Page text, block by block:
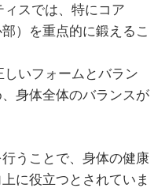
スでは、特にコア
）を重点的に鍛えるこ
いフォームとバラン
身体全体のバランスが
うことで、身体の健康
に役立つとされていま